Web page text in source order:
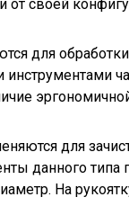
от своей
для
инструментами
для
данного типа
На